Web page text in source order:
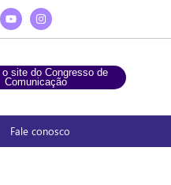
site do Congresso de
Comunicação
Fale conosco